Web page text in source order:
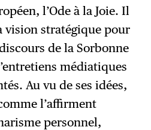
l’Ode à la Joie. Il
vision stratégique pour
de la Sorbonne
médiatiques
Au vu de ses idées,
l’affirment
personnel,